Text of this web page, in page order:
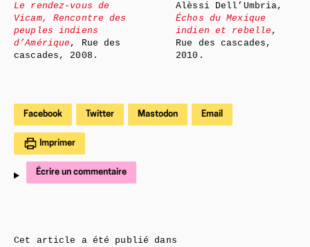
Le rendez-vous de
Vicam, Rencontre des
peuples indiens
d’Amérique , Rue des
cascades, 2008.
Alèssi Dell’Umbria,
Échos du Mexique
indien et rebelle ,
Rue des cascades,
2010.
Facebook Twitter Mastodon Email
Imprimer
Écrire un commentaire
Cet article a été publié dans